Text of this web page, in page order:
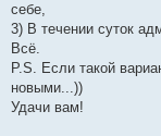
себе,
3) В течении суток
Всё.
P.S. Если такой
новыми...))
Удачи вам!